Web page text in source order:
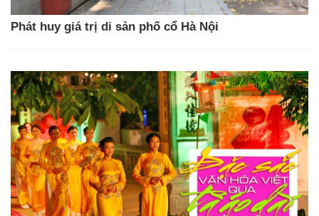
Phát huy giá trị di sản phố cổ Hà Nội